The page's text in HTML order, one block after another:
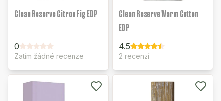
Clean Reserve Citron Fig EDP
0
Zatím žádné recenze
Clean Reserve Warm Cotton
EDP
4.5
2 recenzí